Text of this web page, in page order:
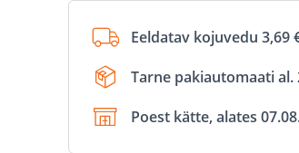
Eeldatav kojuvedu 3,69
Tarne pakiautomaati al.
Poest kätte, alates